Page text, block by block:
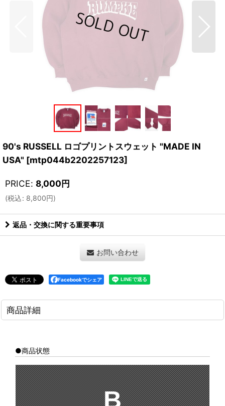
90's RUSSELL ロゴプリントスウェット "MADE IN
USA" [mtp044b2202257123]
PRICE: 8,000円
(税込: 8,800円)
返品・交換に関する重要事項
お問い合わせ
Facebookでシェア
商品詳細
●商品状態
B